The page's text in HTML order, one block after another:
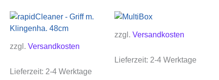
zzgl. Versandkosten
Lieferzeit: 2-4 Werktage
zzgl. Versandkosten
Lieferzeit: 2-4 Werktage